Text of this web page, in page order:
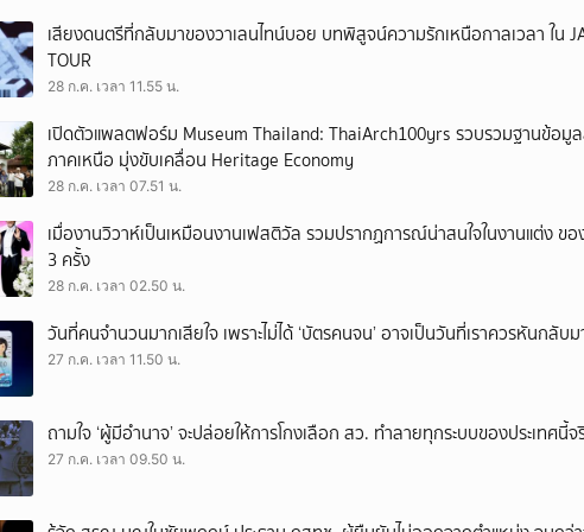
เสียงดนตรีที่กลับมาของวาเลนไทน์บอย บทพิสูจน์ความรักเหนือกาลเวลา ใน
TOUR
28 ก.ค. เวลา 11.55 น.
เปิดตัวแพลตฟอร์ม Museum Thailand: ThaiArch100yrs รวบรวมฐานข้อมู
ภาคเหนือ มุ่งขับเคลื่อน Heritage Economy
28 ก.ค. เวลา 07.51 น.
เมื่องานวิวาห์เป็นเหมือนงานเฟสติวัล รวมปรากฏการณ์น่าสนใจในงานแต่ง ข
3 ครั้ง
28 ก.ค. เวลา 02.50 น.
วันที่คนจำนวนมากเสียใจ เพราะไม่ได้ ‘บัตรคนจน’ อาจเป็นวันที่เราควรหันกลับ
27 ก.ค. เวลา 11.50 น.
ถามใจ ‘ผู้มีอำนาจ’ จะปล่อยให้การโกงเลือก สว. ทำลายทุกระบบของประเทศนี้
27 ก.ค. เวลา 09.50 น.